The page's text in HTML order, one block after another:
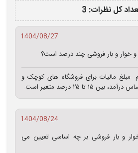
کل نظرات: 3
1404/08/27
و خوار و بار فروشی چند درصد است؟
مبلغ مالیات برای فروشگاه های کوچک و
تا ۲۵ درصد متغیر است.
1404/08/24
و بار فروشی بر چه اساسی تعیین می